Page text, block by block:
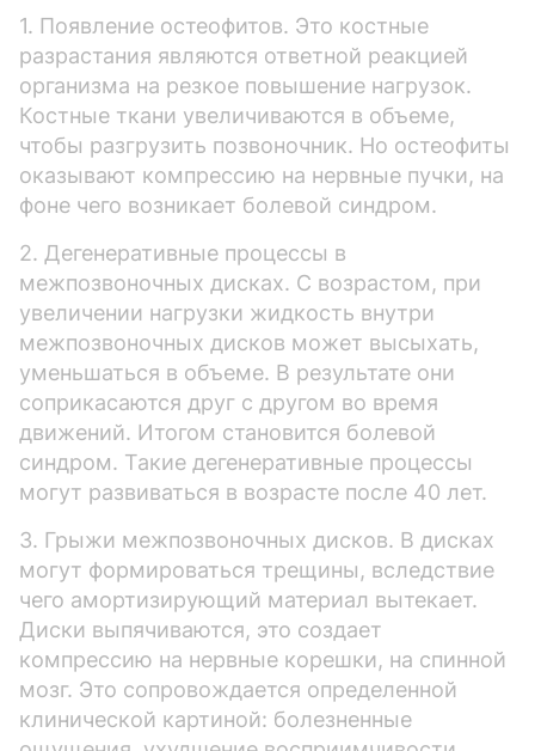
1. Появление остеофитов. Это костные
разрастания являются ответной реакцией
организма на резкое повышение нагрузок.
Костные ткани увеличиваются в объеме,
чтобы разгрузить позвоночник. Но остеофиты
оказывают компрессию на нервные пучки, на
фоне чего возникает болевой синдром.
2. Дегенеративные процессы в
межпозвоночных дисках. С возрастом, при
увеличении нагрузки жидкость внутри
межпозвоночных дисков может высыхать,
уменьшаться в объеме. В результате они
соприкасаются друг с другом во время
движений. Итогом становится болевой
синдром. Такие дегенеративные процессы
могут развиваться в возрасте после 40 лет.
3. Грыжи межпозвоночных дисков. В дисках
могут формироваться трещины, вследствие
чего амортизирующий материал вытекает.
Диски выпячиваются, это создает
компрессию на нервные корешки, на спинной
мозг. Это сопровождается определенной
клинической картиной: болезненные